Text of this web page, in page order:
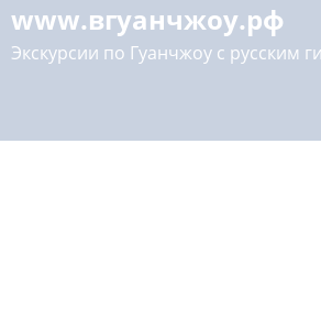
www.вгуанчжоу.рф
Экскурсии по Гуанчжоу с русским